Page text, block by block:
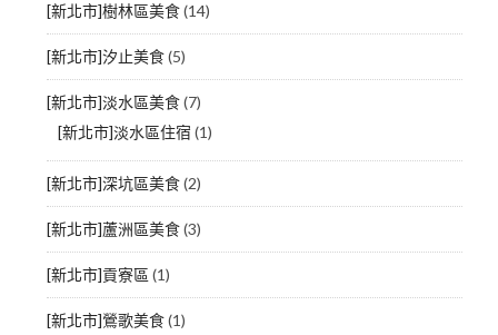
[新北市]樹林區美食(14)
[新北市]汐止美食(5)
[新北市]淡水區美食(7)
[新北市]淡水區住宿 (1)
[新北市]深坑區美食(2)
[新北市]蘆洲區美食(3)
[新北市]貢寮區 (1)
[新北市]鶯歌美食(1)